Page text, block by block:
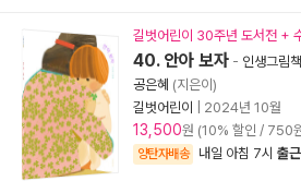
길벗어린이 30주년 도서전 +
40. 안아 보자 - 인생그림
공은혜 (지은이)
길벗어린이
2024년 10월
13,500원 (10% 할인 / 750
양탄자배송 내일 아침 7시 출